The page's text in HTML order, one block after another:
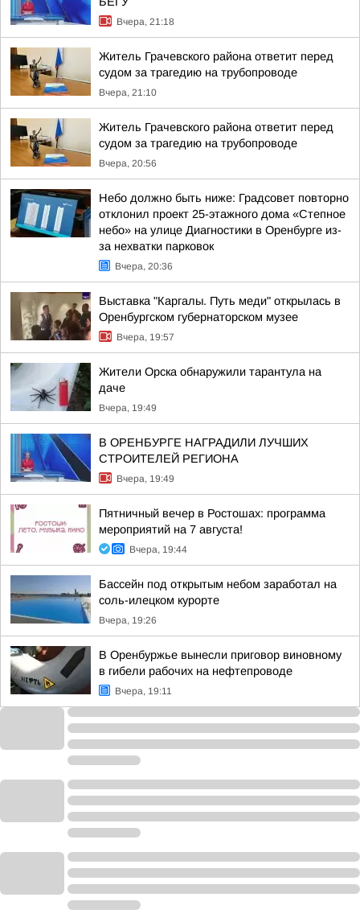
Вчера, 21:18
Житель Грачевского района ответит перед
судом за трагедию на трубопроводе
Вчера, 21:10
Житель Грачевского района ответит перед
судом за трагедию на трубопроводе
Вчера, 20:56
Небо должно быть ниже: Градсовет повторно
отклонил проект 25-этажного дома «Степное
небо» на улице Диагностики в Оренбурге из-
за нехватки парковок
Вчера, 20:36
Выставка "Каргалы. Путь меди" открылась в
Оренбургском губернаторском музее
Вчера, 19:57
Жители Орска обнаружили тарантула на
даче
Вчера, 19:49
В ОРЕНБУРГЕ НАГРАДИЛИ ЛУЧШИХ
СТРОИТЕЛЕЙ РЕГИОНА
Вчера, 19:49
Пятничный вечер в Ростошах: программа
мероприятий на 7 августа!
Вчера, 19:44
Бассейн под открытым небом заработал на
соль-илецком курорте
Вчера, 19:26
В Оренбуржье вынесли приговор виновному
в гибели рабочих на нефтепроводе
Вчера, 19:11